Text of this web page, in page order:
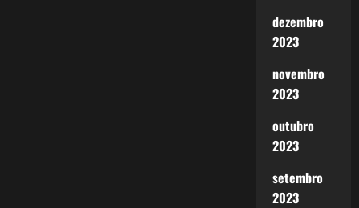
dezembro
2023
novembro
2023
outubro
2023
setembro
2023